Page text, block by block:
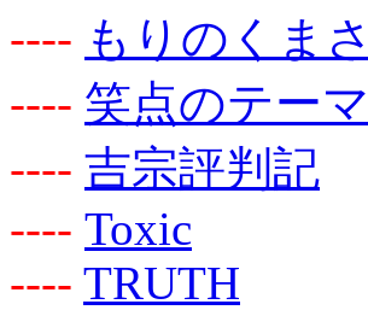
---- もりのくま
---- 笑点のテーマ
---- 吉宗評判記
---- Toxic
---- TRUTH